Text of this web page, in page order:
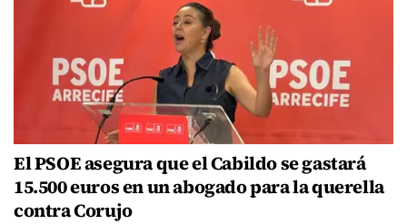
El PSOE asegura que el Cabildo se gastará
15.500 euros en un abogado para la querella
contra Corujo